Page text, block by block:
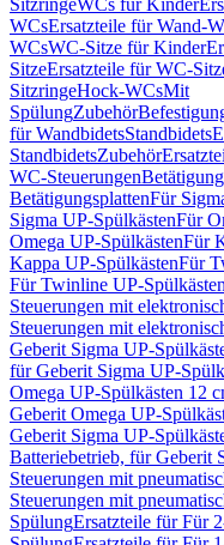
SitzringeWCs für Kinder
WCsErsatzteile für Wand-
WCsWC-Sitze für Kinder
SitzeErsatzteile für WC-
SitzringeHock-WCsMit
SpülungZubehör
für WandbidetsStandbidets
StandbidetsZubehör
WC-Steuerungen
BetätigungsplattenFür
Sigma UP-SpülkästenFür
Omega UP-SpülkästenFür
Kappa UP-SpülkästenFür
Für Twinline UP-Spülkästen
Steuerungen mit
Steuerungen mit
Geberit Sigma UP-
für Geberit Sigma UP-
Omega UP-Spülkästen 12
Geberit Omega UP-
Geberit Sigma UP-
Batteriebetrieb, für Geberit
Steuerungen mit
Steuerungen mit
SpülungErsatzteile für Für